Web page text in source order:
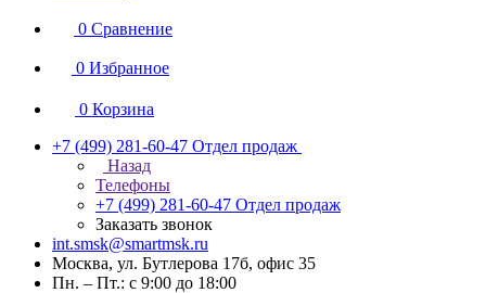
0 Сравнение
0 Избранное
0 Корзина
+7 (499) 281-60-47 Отдел продаж
Назад
Телефоны
+7 (499) 281-60-47 Отдел продаж
Заказать звонок
int.smsk@smartmsk.ru
Москва, ул. Бутлерова 17б, офис 35
Пн. – Пт.: с 9:00 до 18:00